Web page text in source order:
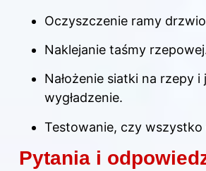
Oczyszczenie ramy
Naklejanie taśmy
Nałożenie siatki na rzepy i
wygładzenie.
Testowanie, czy wszystko
Pytania i